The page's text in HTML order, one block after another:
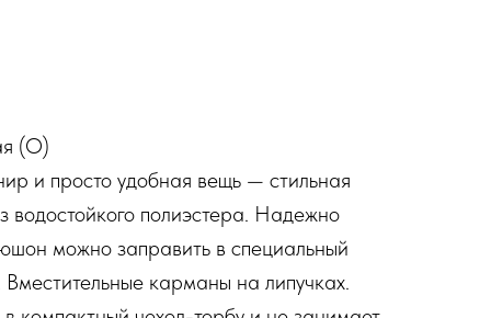
(О)
и просто удобная вещь — стильная
водостойкого полиэстера. Надежно
можно заправить в специальный
карманы на липучках.